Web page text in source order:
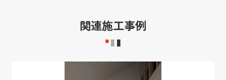
関連施工事例